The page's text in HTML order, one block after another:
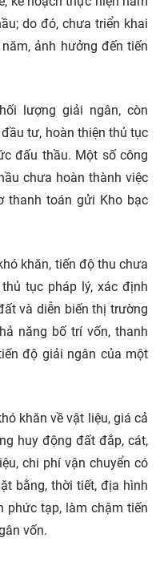
do đó, chưa triển khai
ảnh hưởng đến tiến
lượng giải ngân, còn
tư, hoàn thiện thủ tục
đấu thầu. Một số công
chưa hoàn thành việc
thanh toán gửi Kho bạc
khăn, tiến độ thu chưa
tục pháp lý, xác định
và diễn biến thị trường
năng bố trí vốn, thanh
độ giải ngân của một
khăn về vật liệu, giá cả
huy động đất đắp, cát,
chi phí vận chuyển có
bằng, thời tiết, địa hình
phức tạp, làm chậm tiến
vốn.